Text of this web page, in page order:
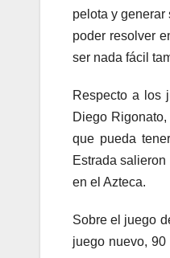
pelota y
poder resolver
ser nada fácil
Respecto a los
Diego
que pueda
Estrada
en el Azteca.
Sobre el juego
juego nuevo,